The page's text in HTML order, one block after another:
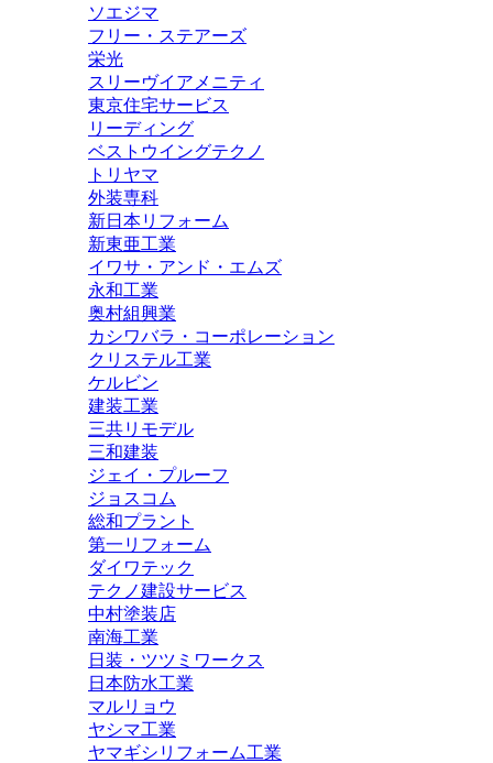
ソエジマ
フリー・ステアーズ
栄光
スリーヴイアメニティ
東京住宅サービス
リーディング
ベストウイングテクノ
トリヤマ
外装専科
新日本リフォーム
新東亜工業
イワサ・アンド・エムズ
永和工業
奥村組興業
カシワバラ・コーポレーション
クリステル工業
ケルビン
建装工業
三共リモデル
三和建装
ジェイ・プルーフ
ジョスコム
総和プラント
第一リフォーム
ダイワテック
テクノ建設サービス
中村塗装店
南海工業
日装・ツツミワークス
日本防水工業
マルリョウ
ヤシマ工業
ヤマギシリフォーム工業